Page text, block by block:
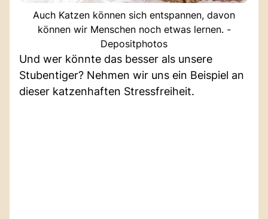
Auch Katzen können sich entspannen, davon
können wir Menschen noch etwas lernen. -
Depositphotos
Und wer könnte das besser als unsere
Stubentiger? Nehmen wir uns ein Beispiel an
dieser katzenhaften Stressfreiheit.